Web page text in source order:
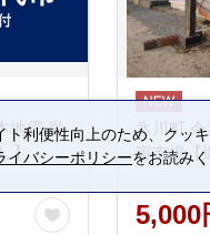
地震 災
】
氷川町
害支援【
5,000
ト利便性向上のため、クッ
イバシーポリシーをお読みく